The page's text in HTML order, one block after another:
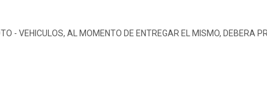
- VEHICULOS, AL MOMENTO DE ENTREGAR EL MISMO, DEBERA